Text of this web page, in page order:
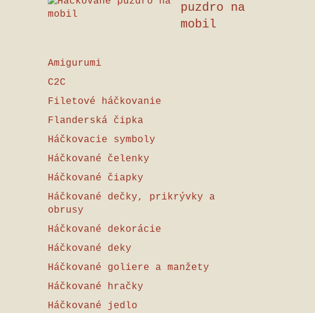
puzdro na
mobil
Amigurumi
C2C
Filetové háčkovanie
Flanderská čipka
Háčkovacie symboly
Háčkované čelenky
Háčkované čiapky
Háčkované dečky, prikrývky a
obrusy
Háčkované dekorácie
Háčkované deky
Háčkované goliere a manžety
Háčkované hračky
Háčkované jedlo